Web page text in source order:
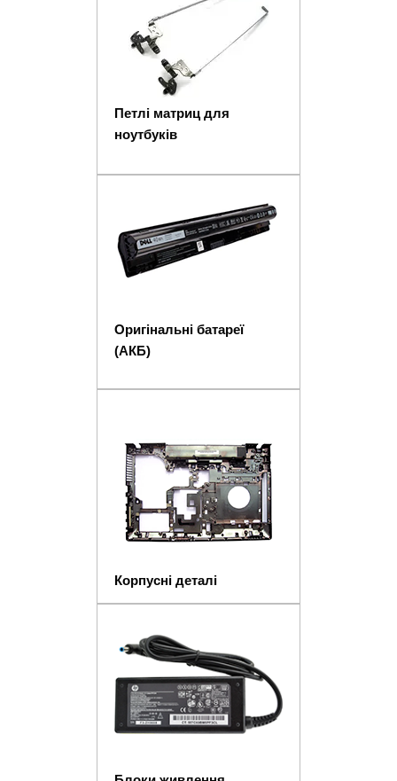
Петлі матриц для
ноутбуків
Оригінальні батареї
(АКБ)
Корпусні деталі